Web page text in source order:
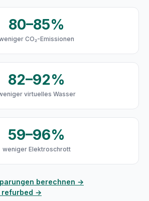
80–85%
CO₂-Emissionen
82–92%
virtuelles Wasser
59–96%
weniger Elektroschrott
berechnen →
refurbed →